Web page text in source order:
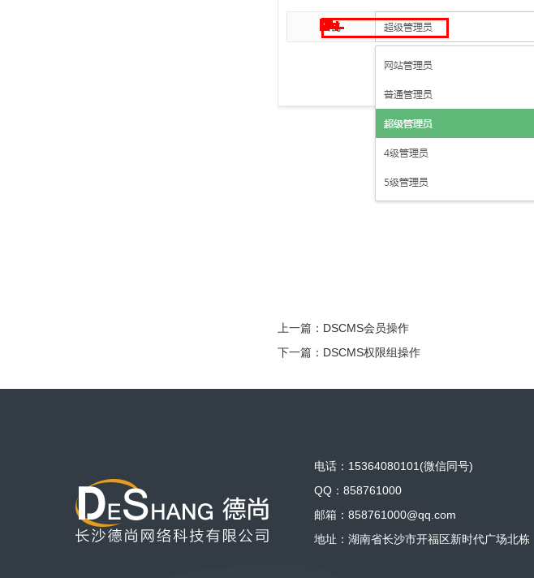
上一篇： DSCMS会员操作
下一篇： DSCMS权限组操作
电话：15364080101(微信同号)
QQ：858761000
邮箱：858761000@qq.com
地址：湖南省长沙市开福区新时代广场北栋